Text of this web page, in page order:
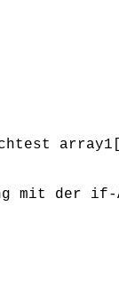
mit der if-